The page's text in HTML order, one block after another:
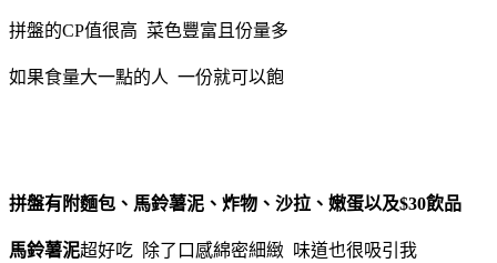
拼盤的CP值很高 菜色豐富且份量多
如果食量大一點的人 一份就可以飽
拼盤有附麵包、馬鈴薯泥、炸物、沙拉、嫩蛋以及$30飲品
馬鈴薯泥超好吃 除了口感綿密細緻 味道也很吸引我